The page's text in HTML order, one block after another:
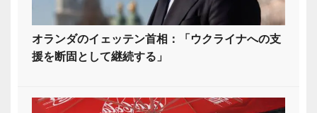
オランダのイェッテン首相：「ウクライナへの支
援を断固として継続する」